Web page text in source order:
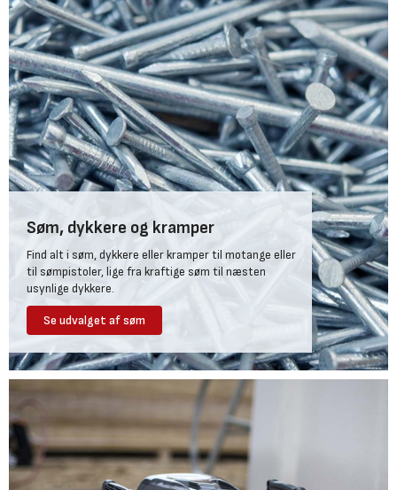
Søm, dykkere og kramper
Find alt i søm, dykkere eller kramper til motange eller
til sømpistoler, lige fra kraftige søm til næsten
usynlige dykkere.
Se udvalget af søm